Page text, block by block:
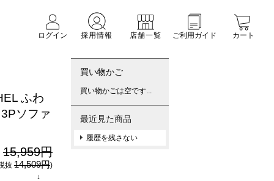
ログイン
採用情報 店舗一覧 ご利用ガイド カート
ふわ
ソファ
15,959円
抜 14,509円)
↓
買い物かご
買い物かごは空です...
最近見た商品
履歴を残さない